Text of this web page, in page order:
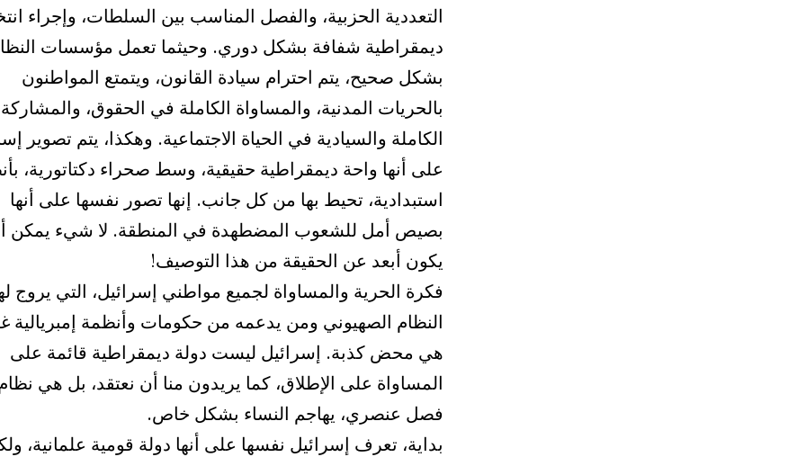
التعددية الحزبية، والفصل المناسب بين السلطات، وإجراء
ديمقراطية شفافة بشكل دوري. وحيثما تعمل مؤسسات
بشكل صحيح، يتم احترام سيادة القانون، ويتمتع المواطنون
بالحريات المدنية، والمساواة الكاملة في الحقوق، والمشاركة
الكاملة والسيادية في الحياة الاجتماعية. وهكذا، يتم تصوير
على أنها واحة ديمقراطية حقيقية، وسط صحراء دكتاتورية،
استبدادية، تحيط بها من كل جانب. إنها تصور نفسها على أنها
بصيص أمل للشعوب المضطهدة في المنطقة. لا شيء يمكن
يكون أبعد عن الحقيقة من هذا التوصيف!
فكرة الحرية والمساواة لجميع مواطني إسرائيل، التي يروج
النظام الصهيوني ومن يدعمه من حكومات وأنظمة إمبريالية
هي محض كذبة. إسرائيل ليست دولة ديمقراطية قائمة على
المساواة على الإطلاق، كما يريدون منا أن نعتقد، بل هي
فصل عنصري، يهاجم النساء بشكل خاص.
بداية، تعرف إسرائيل نفسها على أنها دولة قومية علمانية،